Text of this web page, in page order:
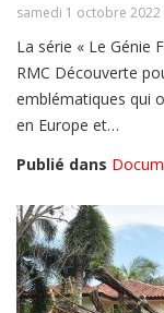
samedi 1 octobre 2022
La série « Le Génie
RMC Découverte
emblématiques qui
en Europe et…
Publié dans